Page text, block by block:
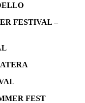
FESTIVAL –
FEST